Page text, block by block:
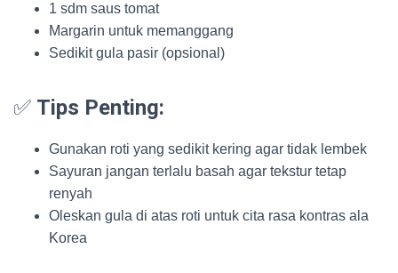
1 sdm saus tomat
Margarin untuk memanggang
Sedikit gula pasir (opsional)
✅ Tips Penting:
Gunakan roti yang sedikit kering agar tidak lembek
Sayuran jangan terlalu basah agar tekstur tetap
renyah
Oleskan gula di atas roti untuk cita rasa kontras ala
Korea